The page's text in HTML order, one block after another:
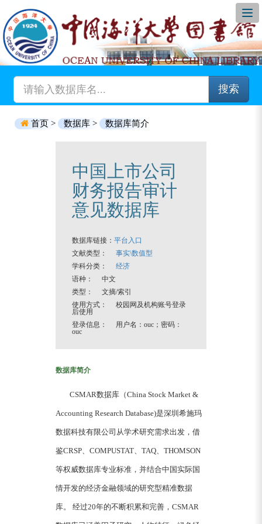
搜索
首页 > 数据库 > 数据库简介
中国上市公司
财务报告审计
意见数据库
数据库链接： 平台入口
文献类型： 事实\数值型
学科分类： 经济
语种： 中文
类型： 文摘/索引
使用方式： 校园网及机构账号登录
后使用
登录信息： 用户名：ouc；密码：
ouc
数据库简介
CSMAR数据库（China Stock Market &
Accounting Research Database)是深圳希施玛
数据科技有限公司从学术研究需求出发，借
鉴CRSP、COMPUSTAT、TAQ、THOMSON
等权威数据库专业标准，并结合中国实际国
情开发的经济金融领域的研究型精准数据
库。 经过20年的不断积累和完善，CSMAR